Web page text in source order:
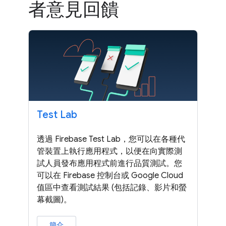
者意見回饋
Test Lab
透過 Firebase Test Lab，您可以在各種代
管裝置上執行應用程式，以便在向實際測
試人員發布應用程式前進行品質測試。您
可以在 Firebase 控制台或 Google Cloud
值區中查看測試結果 (包括記錄、影片和螢
幕截圖)。